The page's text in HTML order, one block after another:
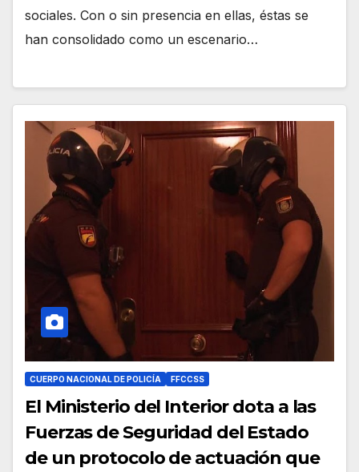
sociales. Con o sin presencia en ellas, éstas se
han consolidado como un escenario…
CUERPO NACIONAL DE POLICÍA FFCCSS
El Ministerio del Interior dota a las
Fuerzas de Seguridad del Estado
de un protocolo de actuación que